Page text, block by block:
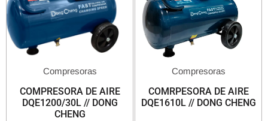
Compresoras
COMPRESORA DE AIRE
DQE1200/30L // DONG
CHENG
Compresoras
COMRPESORA DE AIRE
DQE1610L // DONG CHENG